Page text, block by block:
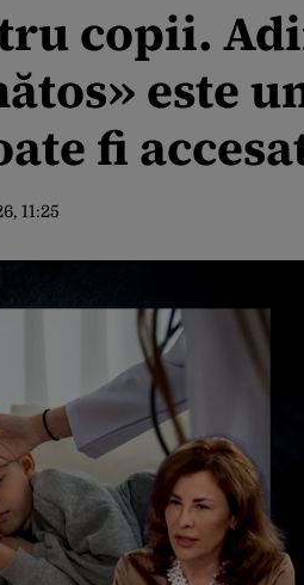
copii.
este
fi
11:25